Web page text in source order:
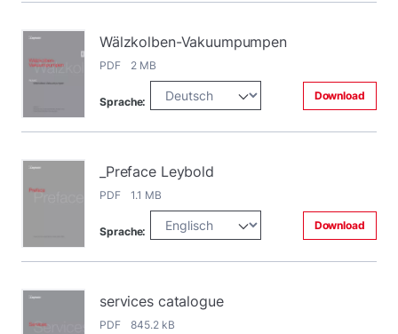
Wälzkolben-Vakuumpumpen
PDF 2 MB
Sprache: Download
_Preface Leybold
PDF 1.1 MB
Sprache: Download
services catalogue
PDF 845.2 kB